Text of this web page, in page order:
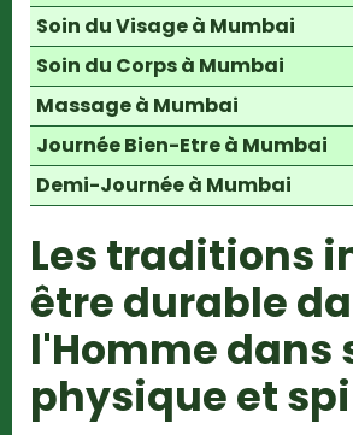
Soin du Visage à Mumbai
Soin du Corps à Mumbai
Massage à Mumbai
Journée Bien-Etre à Mumbai
Demi-Journée à Mumbai
Les traditions
être durable
l'Homme dans
physique et